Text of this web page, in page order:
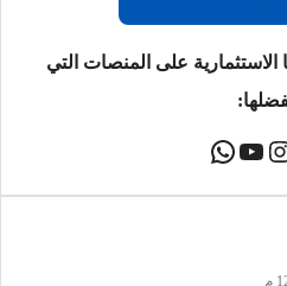
على المنصات التي